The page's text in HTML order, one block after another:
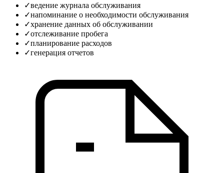
✓ведение журнала обслуживания
✓напоминание о необходимости обслуживания
✓хранение данных об обслуживании
✓отслеживание пробега
✓планирование расходов
✓генерация отчетов